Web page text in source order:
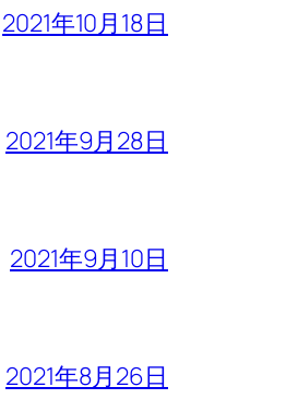
2021年10月18日
2021年9月28日
2021年9月10日
2021年8月26日